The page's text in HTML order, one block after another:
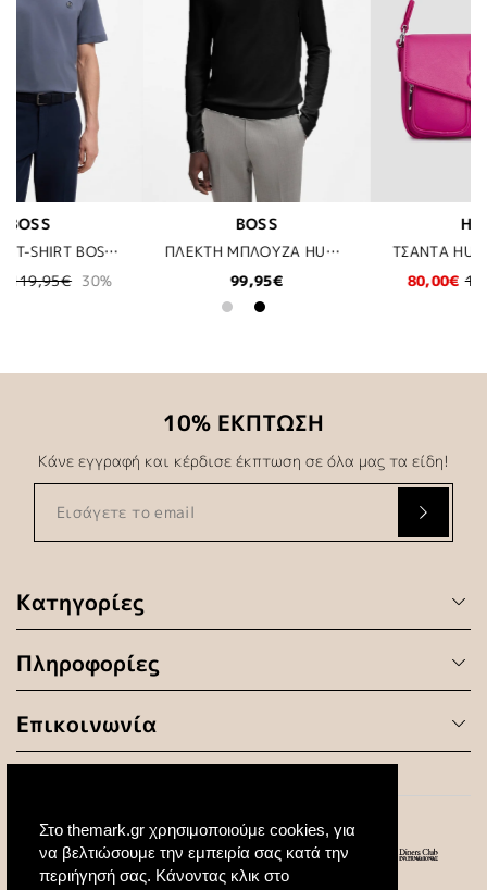
Στο themark.gr χρησιμοποιούμε cookies, για
να βελτιώσουμε την εμπειρία σας κατά την
περιήγησή σας. Κάνοντας κλικ στο
ΠΛΕΚΤΗ ΜΠΛΟΥΖΑ HUGO - 001 ΜΑΥΡΟ
ΤΣΑΝΤΑ HUGO - 652 ΠΟΡΤΟΚΑΛΙ
80,00€
50%
ΜΠΛΟΥΖΑ BOSS - 001 ΜΑΥΡΟ
89,95€ 30%
Κατηγορίες
Πληροφορίες
Επικοινωνία
10% ΕΚΠΤΩΣΗ
Κάνε εγγραφή και κέρδισε έκπτωση σε όλα μας τα είδη!